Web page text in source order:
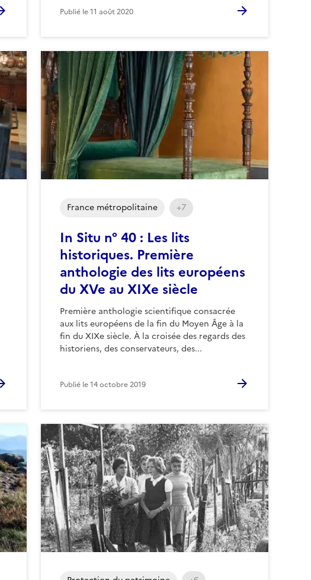
Publié le11 août 2020
In Situ n° 40 : Les lits
historiques. Première
anthologie des lits européens
du XVe au XIXe siècle
Première anthologie scientifique consacrée
aux lits européens de la fin du Moyen Âge à la
fin du XIXe siècle. À la croisée des regards des
historiens, des conservateurs, des...
France métropolitaine +7
Publié le14 octobre 2019